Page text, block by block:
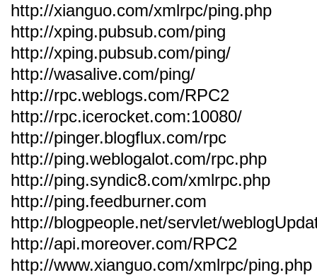
http://xianguo.com/xmlrpc/ping.php
http://xping.pubsub.com/ping
http://xping.pubsub.com/ping/
http://wasalive.com/ping/
http://rpc.weblogs.com/RPC2
http://rpc.icerocket.com:10080/
http://pinger.blogflux.com/rpc
http://ping.weblogalot.com/rpc.php
http://ping.syndic8.com/xmlrpc.php
http://ping.feedburner.com
http://blogpeople.net/servlet/
http://api.moreover.com/RPC2
http://www.xianguo.com/xmlrpc/ping.php